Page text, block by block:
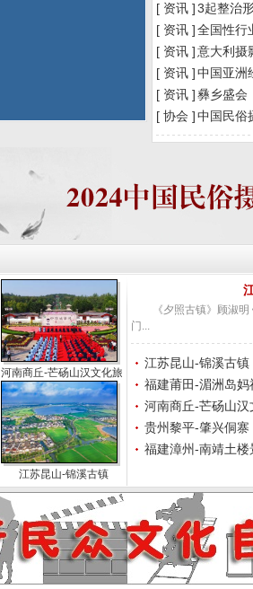
[ 资讯 ]3起整治
[ 资讯 ]全国性行
[ 资讯 ]意大利摄
[ 资讯 ]中国亚洲
[ 资讯 ]彝乡盛
[ 协会 ]中国民俗
河南商丘-芒砀山汉文化旅游景区
江苏昆山-锦溪古镇
《夕照古镇》顾淑
门...
江苏昆山-锦溪古镇
福建莆田-湄洲岛
河南商丘-芒砀山
贵州黎平-肇兴侗寨
福建漳州-南靖土楼